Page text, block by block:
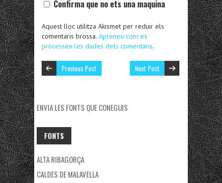
Confirma que no ets una maquina
Aquest lloc utilitza Akismet per reduir els
comentaris brossa. Apreneu com es
processen les dades dels comentaris.
Previous Post Next Post
ENVIA LES FONTS QUE CONEGUIS
FONTS
ALTA RIBAGORÇA
CALDES DE MALAVELLA